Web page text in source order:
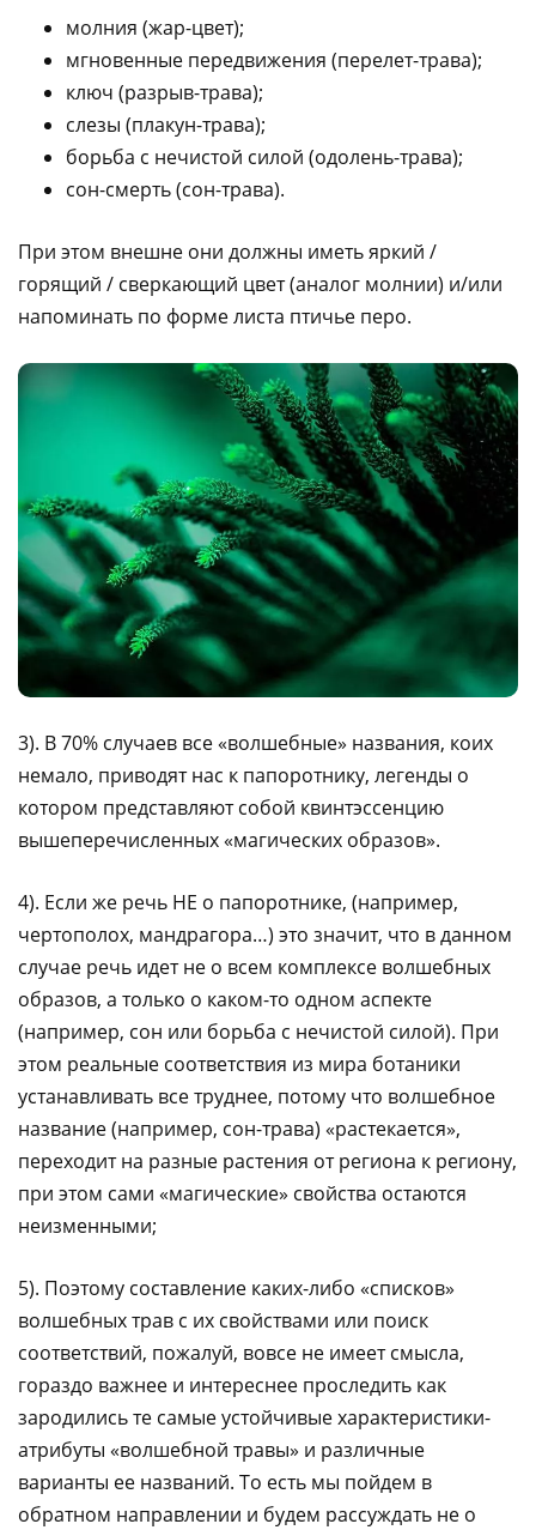
молния (жар-цвет);
мгновенные передвижения (перелет-трава);
ключ (разрыв-трава);
слезы (плакун-трава);
борьба с нечистой силой (одолень-трава);
сон-смерть (сон-трава).
При этом внешне они должны иметь яркий /
горящий / сверкающий цвет (аналог молнии) и/или
напоминать по форме листа птичье перо.
3). В 70% случаев все «волшебные» названия, коих
немало, приводят нас к папоротнику, легенды о
котором представляют собой квинтэссенцию
вышеперечисленных «магических образов».
4). Если же речь НЕ о папоротнике, (например,
чертополох, мандрагора…) это значит, что в данном
случае речь идет не о всем комплексе волшебных
образов, а только о каком-то одном аспекте
(например, сон или борьба с нечистой силой). При
этом реальные соответствия из мира ботаники
устанавливать все труднее, потому что волшебное
название (например, сон-трава) «растекается»,
переходит на разные растения от региона к региону,
при этом сами «магические» свойства остаются
неизменными;
5). Поэтому составление каких-либо «списков»
волшебных трав с их свойствами или поиск
соответствий, пожалуй, вовсе не имеет смысла,
гораздо важнее и интереснее проследить как
зародились те самые устойчивые характеристики-
атрибуты «волшебной травы» и различные
варианты ее названий. То есть мы пойдем в
обратном направлении и будем рассуждать не о